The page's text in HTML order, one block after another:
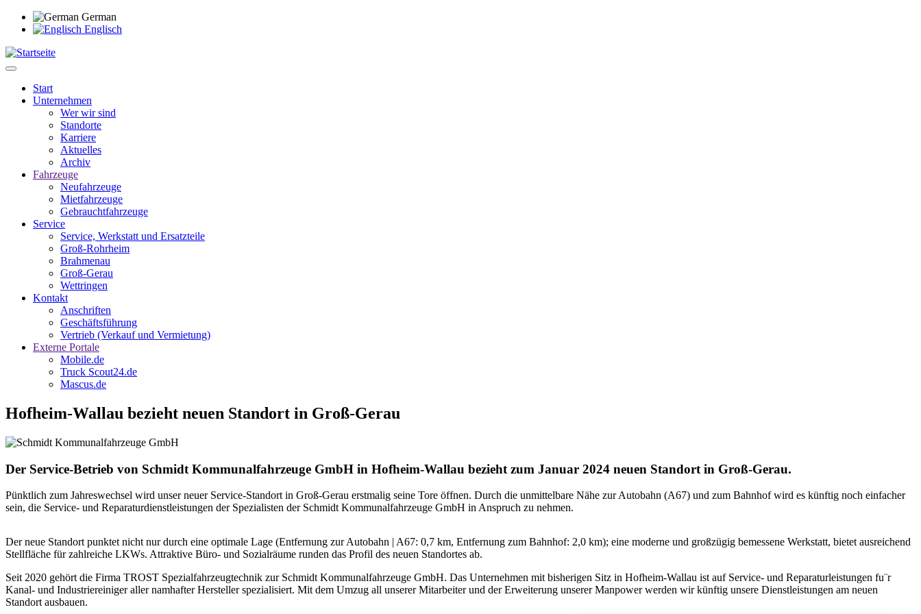
Direkt
zum
German
Englisch
Main
Start
Unternehmen
Wer wir sind
Standorte
Karriere
Aktuelles
Archiv
Fahrzeuge
Neufahrzeuge
Mietfahrzeuge
Gebrauchtfahrzeuge
Service
Service, Werkstatt und Ersatzteile
Groß-Rohrheim
Brahmenau
Groß-Gerau
Wettringen
Kontakt
Anschriften
Geschäftsführung
Vertrieb (Verkauf und Vermietung)
Externe Portale
Mobile.de
Truck Scout24.de
Mascus.de
Hofheim-Wallau bezieht neuen Standort in Groß-Gerau
Der Service-Betrieb von Schmidt Kommunalfahrzeuge GmbH in Hofheim-Wallau bezieht zum Januar 2024 neuen Standort in Groß-Gerau.
Pünktlich zum Jahreswechsel wird unser neuer Service-Standort in Groß-Gerau erstmalig seine Tore öffnen. Durch die unmittelbare Nähe zur Autobahn (A67) und zum Bahnhof wird es künftig noch einfacher
sein, die Service- und Reparaturdienstleistungen der Spezialisten der Schmidt Kommunalfahrzeuge GmbH in Anspruch zu nehmen.
Der neue Standort punktet nicht nur durch eine optimale Lage (Entfernung zur Autobahn | A67: 0,7 km, Entfernung zum Bahnhof: 2,0 km); eine moderne und großzügig bemessene Werkstatt, bietet ausreichend
Stellfläche für zahlreiche LKWs. Attraktive Büro- und Sozialräume runden das Profil des neuen Standortes ab.
Seit 2020 gehört die Firma TROST Spezialfahrzeugtechnik zur Schmidt Kommunalfahrzeuge GmbH. Das Unternehmen mit bisherigen Sitz in Hofheim-Wallau ist auf Service- und Reparaturleistungen fu¨r
Kanal- und Industriereiniger aller namhafter Hersteller spezialisiert. Mit dem Umzug all unserer Mitarbeiter und der Erweiterung unserer Manpower werden wir künftig unsere Dienstleistungen am neuen
Standort ausbauen.